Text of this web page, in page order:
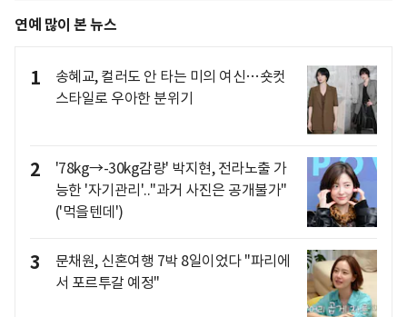
연예 많이 본 뉴스
1
송혜교, 컬러도 안 타는 미의 여신…숏컷
스타일로 우아한 분위기
2
'78kg→-30kg감량' 박지현, 전라노출 가
능한 '자기관리'.."과거 사진은 공개불가"
('먹을텐데')
3
문채원, 신혼여행 7박 8일이었다 "파리에
서 포르투갈 예정"